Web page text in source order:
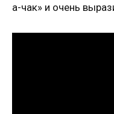
а-чак» и очень